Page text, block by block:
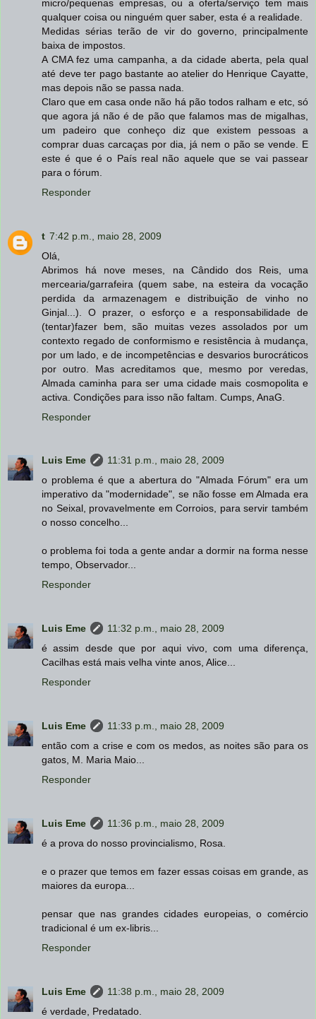
micro/pequenas empresas, ou a oferta/serviço tem mais
qualquer coisa ou ninguém quer saber, esta é a realidade.
Medidas sérias terão de vir do governo, principalmente
baixa de impostos.
A CMA fez uma campanha, a da cidade aberta, pela qual
até deve ter pago bastante ao atelier do Henrique Cayatte,
mas depois não se passa nada.
Claro que em casa onde não há pão todos ralham e etc, só
que agora já não é de pão que falamos mas de migalhas,
um padeiro que conheço diz que existem pessoas a
comprar duas carcaças por dia, já nem o pão se vende. E
este é que é o País real não aquele que se vai passear
para o fórum.
Responder
t 7:42 p.m., maio 28, 2009
Olá,
Abrimos há nove meses, na Cândido dos Reis, uma
mercearia/garrafeira (quem sabe, na esteira da vocação
perdida da armazenagem e distribuição de vinho no
Ginjal...). O prazer, o esforço e a responsabilidade de
(tentar)fazer bem, são muitas vezes assolados por um
contexto regado de conformismo e resistência à mudança,
por um lado, e de incompetências e desvarios burocráticos
por outro. Mas acreditamos que, mesmo por veredas,
Almada caminha para ser uma cidade mais cosmopolita e
activa. Condições para isso não faltam. Cumps, AnaG.
Responder
Luis Eme
11:31 p.m., maio 28, 2009
o problema é que a abertura do "Almada Fórum" era um
imperativo da "modernidade", se não fosse em Almada era
no Seixal, provavelmente em Corroios, para servir também
o nosso concelho...
o problema foi toda a gente andar a dormir na forma nesse
tempo, Observador...
Responder
Luis Eme
11:32 p.m., maio 28, 2009
é assim desde que por aqui vivo, com uma diferença,
Cacilhas está mais velha vinte anos, Alice...
Responder
Luis Eme
11:33 p.m., maio 28, 2009
então com a crise e com os medos, as noites são para os
gatos, M. Maria Maio...
Responder
Luis Eme
11:36 p.m., maio 28, 2009
é a prova do nosso provincialismo, Rosa.
e o prazer que temos em fazer essas coisas em grande, as
maiores da europa...
pensar que nas grandes cidades europeias, o comércio
tradicional é um ex-libris...
Responder
Luis Eme
11:38 p.m., maio 28, 2009
é verdade, Predatado.